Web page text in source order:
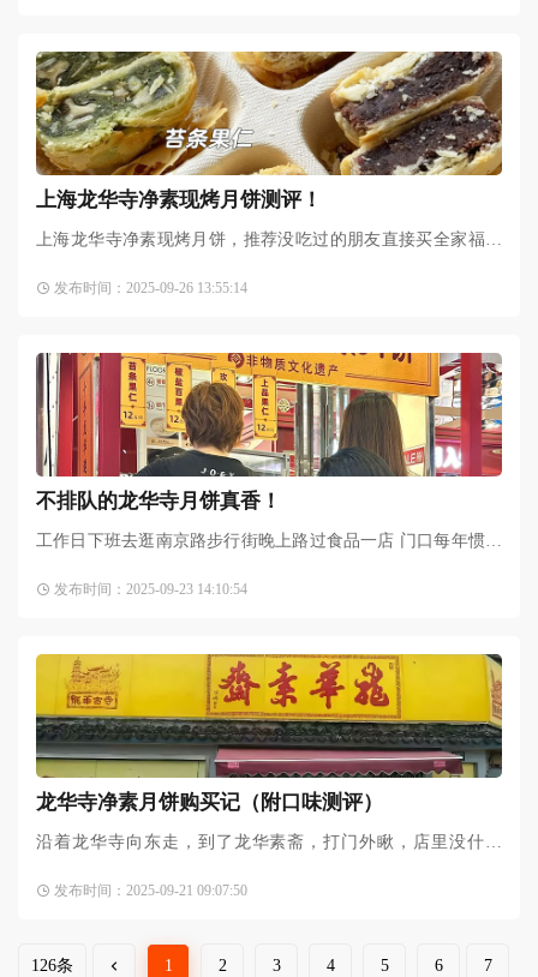
上海龙华寺净素现烤月饼测评！
上海龙华寺净素现烤月饼，推荐没吃过的朋友直接买全家福，
分钟左右，还是比较快的
发布时间：2025-09-26 13:55:14
不排队的龙华寺月饼真香！
工作日下班去逛南京路步行街晚上路过食品一店 门口每年惯例
用食品商店的烤箱现
发布时间：2025-09-23 14:10:54
龙华寺净素月饼购买记（附口味测评）
沿着龙华寺向东走，到了龙华素斋，打门外瞅，店里没什么
也比一般的净素月饼稍贵一
发布时间：2025-09-21 09:07:50
126条 1 2 3 4 5 6 7